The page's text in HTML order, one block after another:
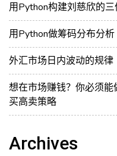
用Python构建刘慈欣的
用Python做筹码分布分析
外汇市场日内波动的规律
想在市场赚钱？你必须
买高卖策略
Archives